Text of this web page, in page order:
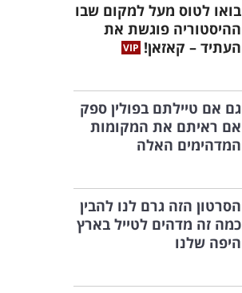
בואו לטוס מעל למקום שבו
ההיסטוריה פוגשת את
העתיד – קאזאן!
גם אם טיילתם בפולין ספק
אם ראיתם את המקומות
המדהימים האלה
הסרטון הזה גרם לנו להבין
כמה זה מדהים לטייל בארץ
היפה שלנו